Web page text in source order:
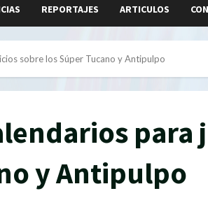
REPORTAJES ARTICULOS
sobre los Súper Tucano y Antipulpo
para
y Antipulpo